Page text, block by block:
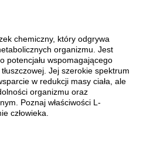
chemiczny, który odgrywa
organizmu. Jest
potencjału wspomagającego
Jej szerokie spektrum
w redukcji masy ciała, ale
organizmu oraz
Poznaj właściwości L-
człowieka.